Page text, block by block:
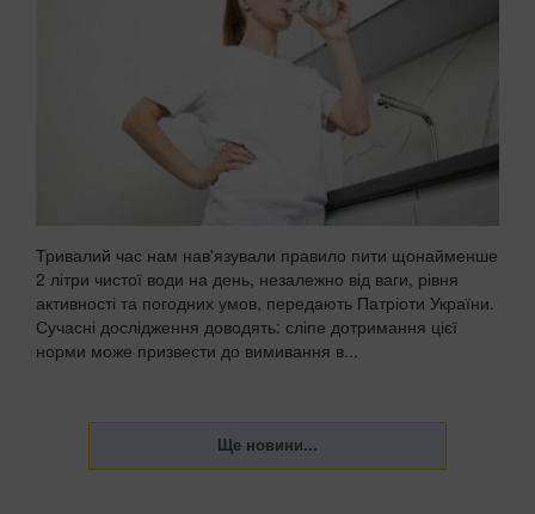
Тривалий час нам нав'язували правило пити щонайменше
2 літри чистої води на день, незалежно від ваги, рівня
активності та погодних умов, передають Патріоти України.
Сучасні дослідження доводять: сліпе дотримання цієї
норми може призвести до вимивання в...